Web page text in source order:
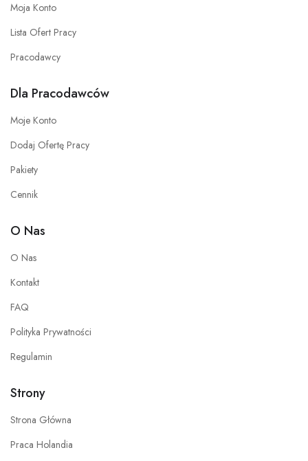
Moja Konto
Lista Ofert Pracy
Pracodawcy
Dla Pracodawców
Moje Konto
Dodaj Ofertę Pracy
Pakiety
Cennik
O Nas
O Nas
Kontakt
FAQ
Polityka Prywatności
Regulamin
Strony
Strona Główna
Praca Holandia